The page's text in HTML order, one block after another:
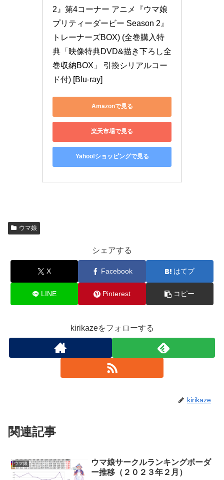
2』第4コーナー アニメ『ウマ娘
プリティーダービー Season 2』
トレーナーズBOX) (全巻購入特
典「映像特典DVD&描き下ろし全
巻収納BOX」 引換シリアルコー
ド付) [Blu-ray]
Amazonで見る
楽天市場で見る
Yahoo!ショッピングで見る
ウマ娘
シェアする
X Facebook はてブ
LINE Pinterest コピー
kirikazeをフォローする
kirikaze
関連記事
ウマ娘
ウマ娘サークルランキングボーダ
ー推移（２０２３年２月）